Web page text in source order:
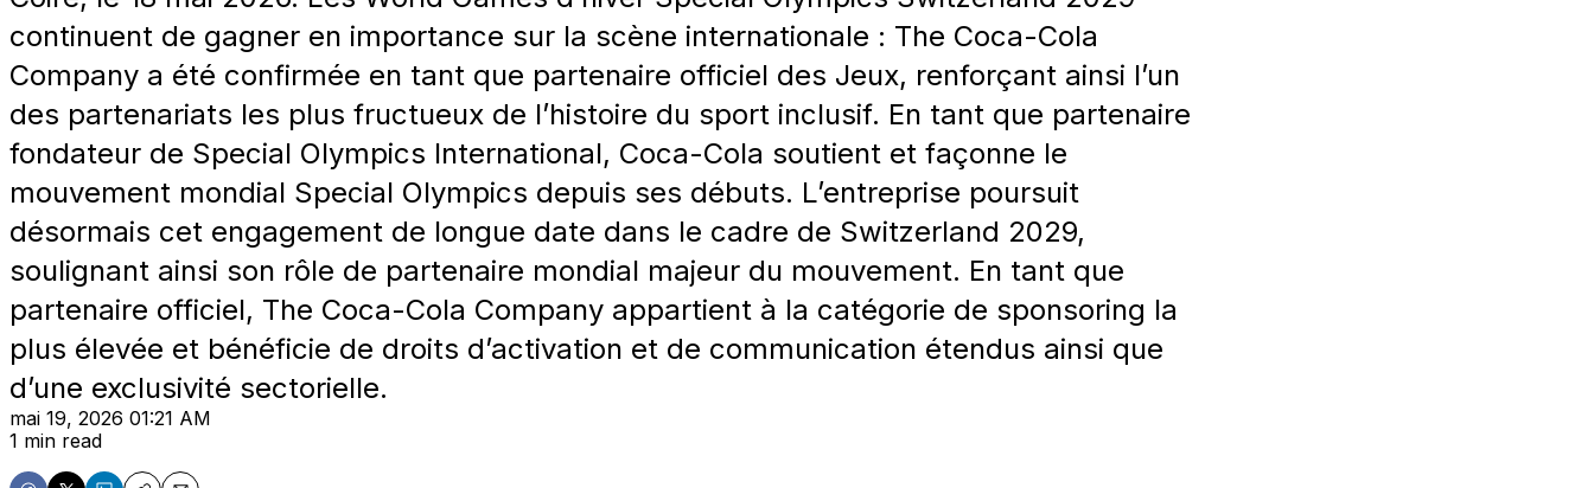
continuent de gagner en importance sur la scène internationale : The Coca-Cola
Company a été confirmée en tant que partenaire officiel des Jeux, renforçant ainsi l’un
des partenariats les plus fructueux de l’histoire du sport inclusif. En tant que partenaire
fondateur de Special Olympics International, Coca-Cola soutient et façonne le
mouvement mondial Special Olympics depuis ses débuts. L’entreprise poursuit
désormais cet engagement de longue date dans le cadre de Switzerland 2029,
soulignant ainsi son rôle de partenaire mondial majeur du mouvement. En tant que
partenaire officiel, The Coca-Cola Company appartient à la catégorie de sponsoring la
plus élevée et bénéficie de droits d’activation et de communication étendus ainsi que
d’une exclusivité sectorielle.
mai 19, 2026 01:21 AM
1 min read